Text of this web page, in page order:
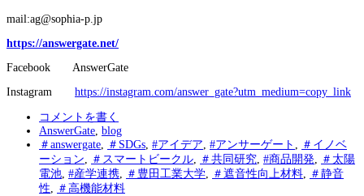
mail:ag@sophia-p.jp
https://answergate.net/
Facebook AnswerGate
Instagram https://instagram.com/answer_gate?utm_medium=copy_link
コメントを書く
AnswerGate, blog
＃answergate, ＃SDGs, #アイデア, #アンサーゲート , ＃イノベ
ーション, ＃スマートビークル, ＃共同研究, #商品開発, ＃太陽
電池, #産学連携, ＃豊田工業大学, ＃遮音性向上材料, ＃静音
性, ＃高機能材料